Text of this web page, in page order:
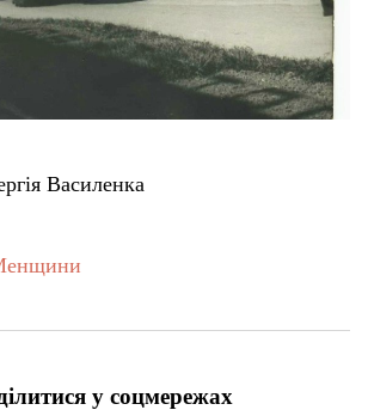
Василенка
у соцмережах